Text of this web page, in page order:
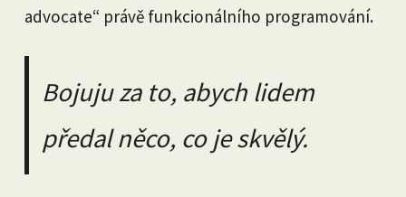
advocate“ právě funkcionálního programování.
Bojuju za to, abych lidem
předal něco, co je skvělý.